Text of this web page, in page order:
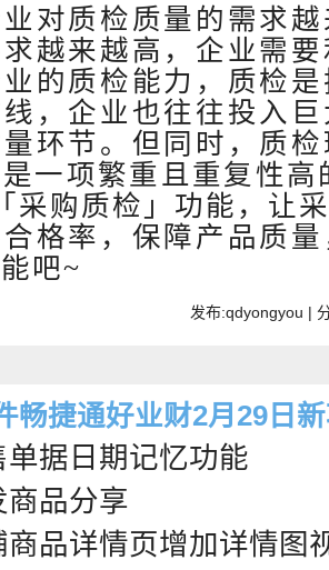
对质检质量的需求
越来越高，企业需
的质检能力，质检
，企业也往往投入
环节。但同时，质
一项繁重且重复性
采购质检」功能，让
格率，保障产品质
吧~
发布:qdyongyou |
畅捷通好业财2月29日
单据日期记忆功能
商品分享
商品详情页增加详情图